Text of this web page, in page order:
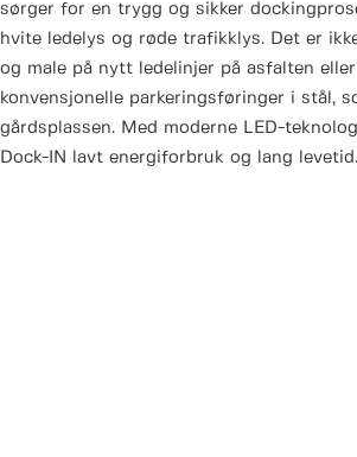
sørger for en trygg og sikker
hvite ledelys og røde trafikklys. Det er
og male på nytt ledelinjer på asfalten
konvensjonelle parkeringsføringer i stål,
gårdsplassen. Med moderne LED-
Dock-IN lavt energiforbruk og lang levetid.